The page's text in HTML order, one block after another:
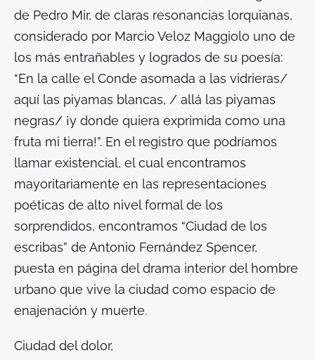
de Pedro Mir, de claras resonancias lorquianas,
considerado por Marcio Veloz Maggiolo uno de
los más entrañables y logrados de su poesía:
“En la calle el Conde asomada a las vidrieras/
aquí las piyamas blancas, / allá las piyamas
negras/ ¡y donde quiera exprimida como una
fruta mi tierra!”. En el registro que podríamos
llamar existencial, el cual encontramos
mayoritariamente en las representaciones
poéticas de alto nivel formal de los
sorprendidos, encontramos “Ciudad de los
escribas” de Antonio Fernández Spencer,
puesta en página del drama interior del hombre
urbano que vive la ciudad como espacio de
enajenación y muerte.
Ciudad del dolor,